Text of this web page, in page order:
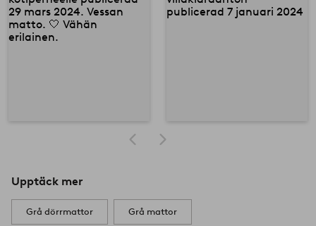
Upptäck mer
Grå dörrmattor Grå mattor